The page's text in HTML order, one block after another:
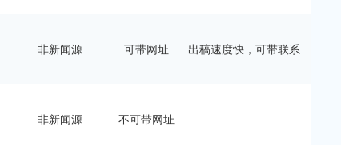
非新闻源 可带网址 出稿速度快，可带联系...
非新闻源 不可带网址